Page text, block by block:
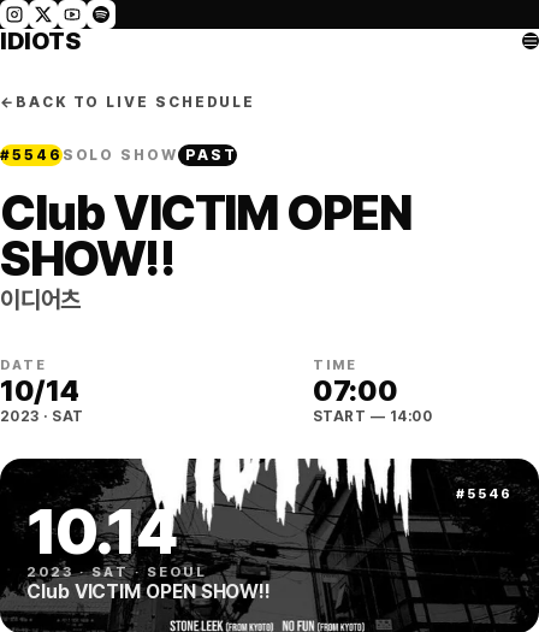
IDIOTS
← BACK TO LIVE SCHEDULE
#5546SOLO SHOW PAST
Club VICTIM OPEN
SHOW!!
이디어츠
DATE
10/14
2023 · SAT
TIME
07:00
START — 14:00
# 5546
10.14
2023·SAT·SEOUL
Club VICTIM OPEN SHOW!!